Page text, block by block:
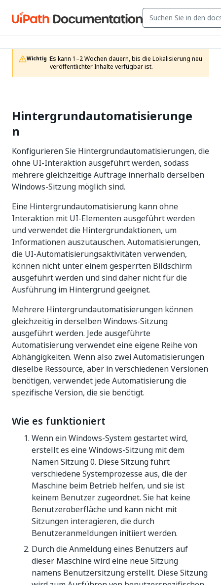
Wichtig :Es kann 1–2 Wochen dauern, bis die Lokalisierung neu
veröffentlichter Inhalte verfügbar ist.
Hintergrundautomatisierunge
n
Konfigurieren Sie Hintergrundautomatisierungen, die
ohne UI-Interaktion ausgeführt werden, sodass
mehrere gleichzeitige Aufträge innerhalb derselben
Windows-Sitzung möglich sind.
Eine Hintergrundautomatisierung kann ohne
Interaktion mit UI-Elementen ausgeführt werden
und verwendet die Hintergrundaktionen, um
Informationen auszutauschen. Automatisierungen,
die UI-Automatisierungsaktivitäten verwenden,
können nicht unter einem gesperrten Bildschirm
ausgeführt werden und sind daher nicht für die
Ausführung im Hintergrund geeignet.
Mehrere Hintergrundautomatisierungen können
gleichzeitig in derselben Windows-Sitzung
ausgeführt werden. Jede ausgeführte
Automatisierung verwendet eine eigene Reihe von
Abhängigkeiten. Wenn also zwei Automatisierungen
dieselbe Ressource, aber in verschiedenen Versionen
benötigen, verwendet jede Automatisierung die
spezifische Version, die sie benötigt.
Wie es funktioniert
Wenn ein Windows-System gestartet wird,
erstellt es eine Windows-Sitzung mit dem
Namen Sitzung 0. Diese Sitzung führt
verschiedene Systemprozesse aus, die der
Maschine beim Betrieb helfen, und sie ist
keinem Benutzer zugeordnet. Sie hat keine
Benutzeroberfläche und kann nicht mit
Sitzungen interagieren, die durch
Benutzeranmeldungen initiiert werden.
Durch die Anmeldung eines Benutzers auf
dieser Maschine wird eine neue Sitzung
namens Benutzersitzung erstellt. Diese Sitzung